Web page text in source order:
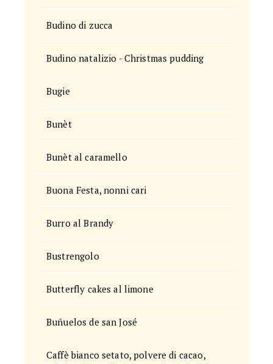
Budino di zucca
Budino natalizio - Christmas pudding
Bugie
Bunèt
Bunèt al caramello
Buona Festa, nonni cari
Burro al Brandy
Bustrengolo
Butterfly cakes al limone
Buñuelos de san José
Caffè bianco setato, polvere di cacao,